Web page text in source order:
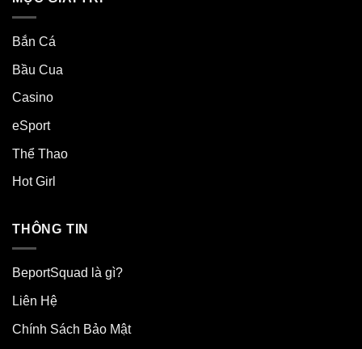
Bắn Cá
Bầu Cua
Casino
eSport
Thể Thao
Hot Girl
THÔNG TIN
BeportSquad là gì?
Liên Hệ
Chính Sách Bảo Mật